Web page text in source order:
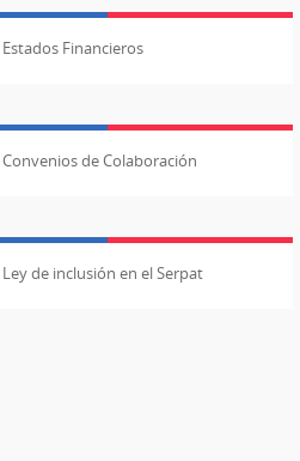
Estados Financieros
Convenios de Colaboración
Ley de inclusión en el Serpat